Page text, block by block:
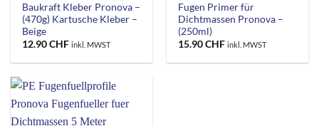
Baukraft Kleber Pronova –
(470g) Kartusche Kleber –
Beige
12.90CHF inkl. MWST
Fugen Primer für
Dichtmassen Pronova –
(250ml)
15.90CHF inkl. MWST